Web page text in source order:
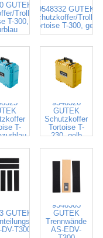
GUTEK
Trolley
T-300,
9548332 GUTEK
Schutzkoffer/Trolley
Tortoise T-300, gelb
T-
9548326
GUTEK
Schutzkoffer
Tortoise T-
230, gelb
GUTEK
T300
9548305
GUTEK
Trennwände
AS-EDV-